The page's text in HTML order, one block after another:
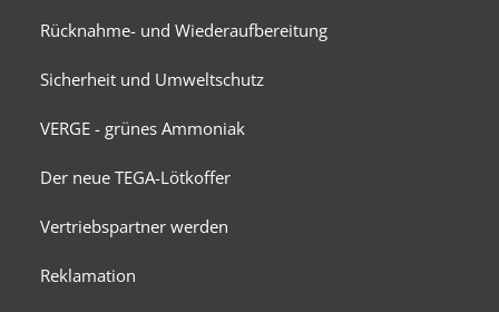
Rücknahme- und Wiederaufbereitung
Sicherheit und Umweltschutz
VERGE - grünes Ammoniak
Der neue TEGA-Lötkoffer
Vertriebspartner werden
Reklamation